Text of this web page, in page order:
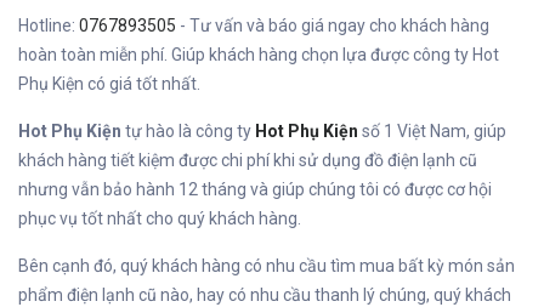
Hotline: 0767893505 - Tư vấn và báo giá ngay cho khách hàng
hoàn toàn miễn phí. Giúp khách hàng chọn lựa được công ty Hot
Phụ Kiện có giá tốt nhất.
Hot Phụ Kiện tự hào là công ty Hot Phụ Kiện số 1 Việt Nam, giúp
khách hàng tiết kiệm được chi phí khi sử dụng đồ điện lạnh cũ
nhưng vẫn bảo hành 12 tháng và giúp chúng tôi có được cơ hội
phục vụ tốt nhất cho quý khách hàng.
Bên cạnh đó, quý khách hàng có nhu cầu tìm mua bất kỳ món sản
phẩm điện lạnh cũ nào, hay có nhu cầu thanh lý chúng, quý khách